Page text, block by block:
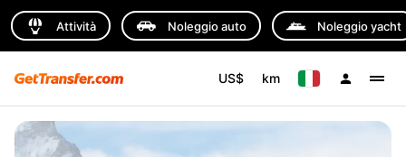
Attività Noleggio auto Noleggio yacht
US$ km